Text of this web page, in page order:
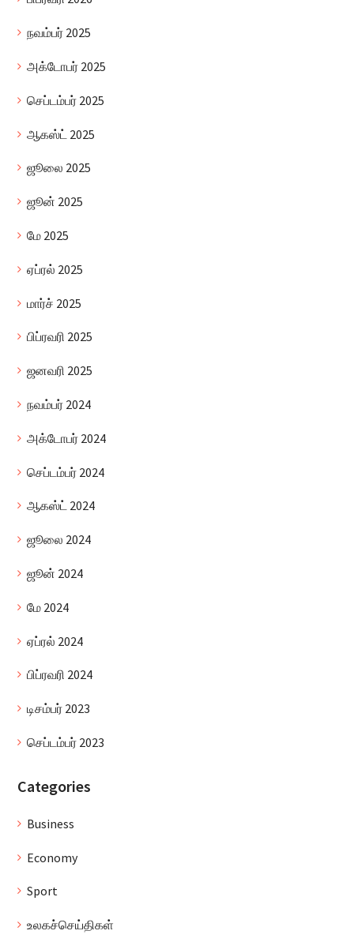
நவம்பர் 2025
அக்டோபர் 2025
செப்டம்பர் 2025
ஆகஸ்ட் 2025
ஜூலை 2025
ஜூன் 2025
மே 2025
ஏப்ரல் 2025
மார்ச் 2025
பிப்ரவரி 2025
ஜனவரி 2025
நவம்பர் 2024
அக்டோபர் 2024
செப்டம்பர் 2024
ஆகஸ்ட் 2024
ஜூலை 2024
ஜூன் 2024
மே 2024
ஏப்ரல் 2024
பிப்ரவரி 2024
டிசம்பர் 2023
செப்டம்பர் 2023
Categories
Business
Economy
Sport
உலகச்செய்திகள்